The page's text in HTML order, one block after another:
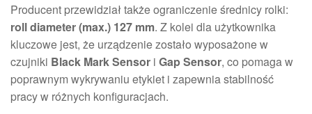
Producent przewidział także ograniczenie średnicy rolki:
roll diameter (max.) 127 mm. Z kolei dla użytkownika
kluczowe jest, że urządzenie zostało wyposażone w
czujniki Black Mark Sensor i Gap Sensor, co pomaga w
poprawnym wykrywaniu etykiet i zapewnia stabilność
pracy w różnych konfiguracjach.